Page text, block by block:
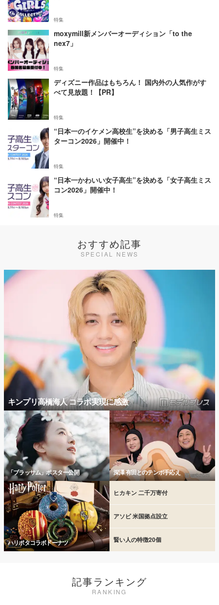
特集
moxymill新メンバーオーディション「to the
nex7」
特集
ディズニー作品はもちろん！ 国内外の人気作がす
べて見放題！【PR】
特集
“日本一のイケメン高校生”を決める「男子高生ミス
ターコン2026」開催中！
特集
“日本一かわいい女子高生”を決める「女子高生ミス
コン2026」開催中！
特集
おすすめ記事
SPECIAL NEWS
キンプリ高橋海人 コラボ実現に感激
「ブラッサム」ポスター公開 深澤 有田とのテンポ手応え
ハリポタコラボドーナツ
ヒカキン 二千万寄付
アソビ 米国拠点設立
賢い人の特徴20個
記事ランキング
RANKING